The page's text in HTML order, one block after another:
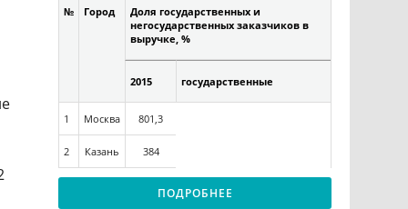
№ Город
Доля государственных и
негосударственных заказчиков в
выручке, %
2015 государственные
1 Москва 801,3
2 Казань 384
ПОДРОБНЕЕ